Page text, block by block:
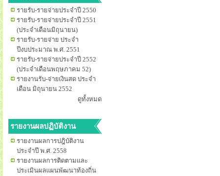
รายรับ-รายจ่ายประจำปี 2550
รายรับ-รายจ่ายประจำปี 2551
(ประจำเดือนมิถุนายน)
รายรับ-รายจ่าย ประจำ
ปีงบประมาณ พ.ศ. 2551
รายรับ-รายจ่ายประจำปี 2552
(ประจำเดือนพฤษภาคม 52)
รายงานรับ-จ่ายเงินสด ประจำ
เดือน มิถุนายน 2552
ดูทั้งหมด
รายงานผลปฏิบัติงาน
รายงานผลการปฎิบัติงาน
ประจำปี พ.ศ. 2558
รายงานผลการติดตามและ
ประเมินผลแผนพัฒนาท้องถิ่น